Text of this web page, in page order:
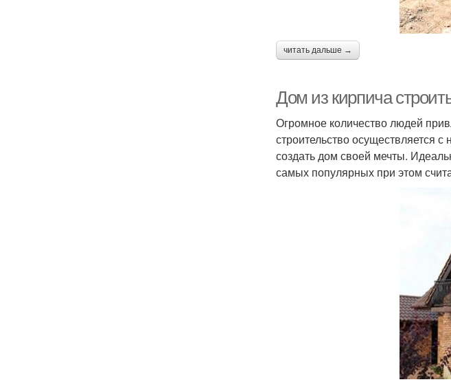
читать дальше →
Дом из кирпича
Огромное количество людей
строительство осуществляется
создать дом своей мечты.
самых популярных при этом